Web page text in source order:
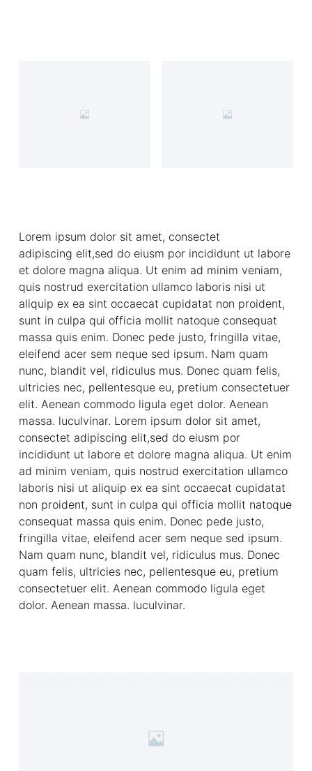
Lorem ipsum dolor sit amet, consectet
adipiscing elit,sed do eiusm por incididunt ut labore
et dolore magna aliqua. Ut enim ad minim veniam,
quis nostrud exercitation ullamco laboris nisi ut
aliquip ex ea sint occaecat cupidatat non proident,
sunt in culpa qui officia mollit natoque consequat
massa quis enim. Donec pede justo, fringilla vitae,
eleifend acer sem neque sed ipsum. Nam quam
nunc, blandit vel, ridiculus mus. Donec quam felis,
ultricies nec, pellentesque eu, pretium consectetuer
elit. Aenean commodo ligula eget dolor. Aenean
massa. luculvinar. Lorem ipsum dolor sit amet,
consectet adipiscing elit,sed do eiusm por
incididunt ut labore et dolore magna aliqua. Ut enim
ad minim veniam, quis nostrud exercitation ullamco
laboris nisi ut aliquip ex ea sint occaecat cupidatat
non proident, sunt in culpa qui officia mollit natoque
consequat massa quis enim. Donec pede justo,
fringilla vitae, eleifend acer sem neque sed ipsum.
Nam quam nunc, blandit vel, ridiculus mus. Donec
quam felis, ultricies nec, pellentesque eu, pretium
consectetuer elit. Aenean commodo ligula eget
dolor. Aenean massa. luculvinar.